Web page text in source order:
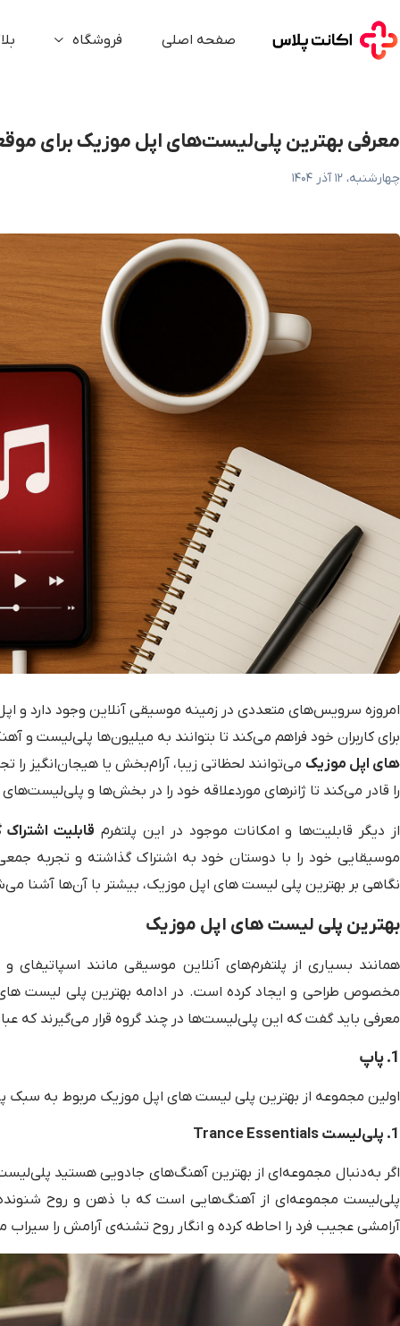
صفحه اصلی
فروشگاه
معرفی بهترین پلی‌لیست‌های اپل موزیک برای
چهارشنبه، ۱۲ آذر ۱۴۰۴
امروزه سرویس‌های متعددی در زمینه موسیقی آنلاین وجود دارد و
برای کاربران خود فراهم می‌کند تا بتوانند به میلیون‌ها پلی‌لیست و
های اپل موزیک می‌توانند لحظاتی زیبا، آرام‌بخش یا هیجان‌انگیز را
را قادر می‌کند تا ژانرهای موردعلاقه خود را در بخش‌ها و پلی‎‌لیست‌های جداگانه دنبال کنند.
از دیگر قابلیت‌ها و امکانات موجود در این پلتفرم قابلیت
موسیقایی خود را با دوستان خود به اشتراک گذاشته و تجربه
نگاهی بر بهترین پلی لیست های اپل موزیک، بیشتر با آن‌ها آشنا
بهترین پلی لیست های اپل موزیک
همانند بسیاری از پلتفرم‌های آنلاین موسیقی مانند
مخصوص طراحی و ایجاد کرده است. در ادامه بهترین پلی لیست های
معرفی باید گفت که این پلی‌لیست‌ها در چند گروه قرار می‌گیرند که
1. پاپ
اولین مجموعه از بهترین پلی لیست های اپل موزیک مربوط به سبک
1. پلی‌لیست Trance Essentials
پلی‌لیست مجموعه‌ای از آهنگ‌هایی است که با ذهن و روح شنونده
آرامشی عجیب فرد را احاطه کرده و انگار روح تشنه‌ی آرامش را سیراب